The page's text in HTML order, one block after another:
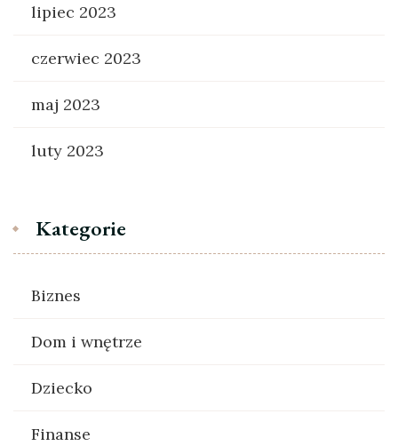
lipiec 2023
czerwiec 2023
maj 2023
luty 2023
Kategorie
Biznes
Dom i wnętrze
Dziecko
Finanse